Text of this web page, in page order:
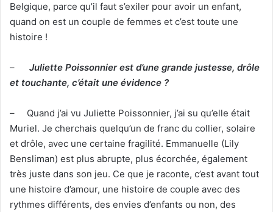
Belgique, parce qu’il faut s’exiler pour avoir un enfant,
quand on est un couple de femmes et c’est toute une
histoire !
– Juliette Poissonnier est d’une grande justesse, drôle
et touchante, c’était une évidence ?
– Quand j’ai vu Juliette Poissonnier, j’ai su qu’elle était
Muriel. Je cherchais quelqu’un de franc du collier, solaire
et drôle, avec une certaine fragilité. Emmanuelle (Lily
Bensliman) est plus abrupte, plus écorchée, également
très juste dans son jeu. Ce que je raconte, c’est avant tout
une histoire d’amour, une histoire de couple avec des
rythmes différents, des envies d’enfants ou non, des